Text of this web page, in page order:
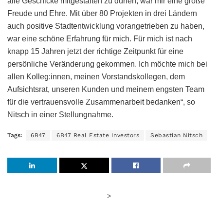
Freude und Ehre. Mit über 80 Projekten in drei Ländern
auch positive Stadtentwicklung vorangetrieben zu haben,
war eine schöne Erfahrung für mich. Für mich ist nach
knapp 15 Jahren jetzt der richtige Zeitpunkt für eine
persönliche Veränderung gekommen. Ich möchte mich bei
allen Kolleg:innen, meinen Vorstandskollegen, dem
Aufsichtsrat, unseren Kunden und meinem engsten Team
für die vertrauensvolle Zusammenarbeit bedanken“, so
Nitsch in einer Stellungnahme.
Tags: 6B47 6B47 Real Estate Investors Sebastian Nitsch
>